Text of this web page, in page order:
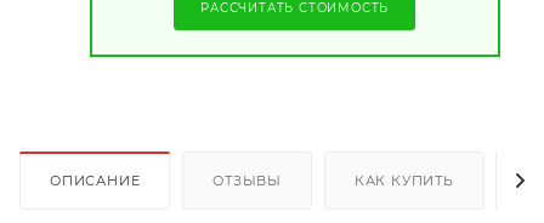
РАССЧИТАТЬ СТОИМОСТЬ
ОПИСАНИЕ ОТЗЫВЫ КАК КУПИТЬ